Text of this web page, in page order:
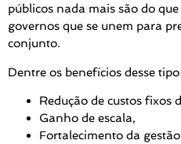
públicos nada mais são do
governos que se unem para
conjunto.
Dentre os benefícios desse
Redução de custos fixos
Ganho de escala,
Fortalecimento da